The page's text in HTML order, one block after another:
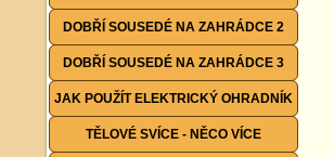
DOBŘÍ SOUSEDÉ NA ZAHRÁDCE 2
DOBŘÍ SOUSEDÉ NA ZAHRÁDCE 3
JAK POUŽÍT ELEKTRICKÝ OHRADNÍK
TĚLOVÉ SVÍCE - NĚCO VÍCE